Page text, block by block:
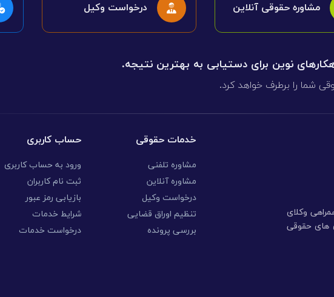
مشاوره حقوقی آنلاین درخواست وکیل
نوین برای دستیابی به بهترین نتیجه.
شما را برطرف خواهد کرد.
وکلای
های حقوقی
خدمات حقوقی
مشاوره تلفنی
مشاوره آنلاین
درخواست وکیل
تنظیم اوراق قضایی
بررسی پرونده
حساب کاربری
ورود به حساب کاربری
ثبت نام کاربران
بازیابی رمز عبور
شرایط خدمات
درخواست خدمات